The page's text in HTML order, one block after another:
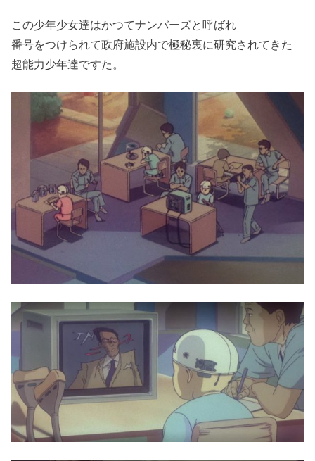
この少年少女達はかつてナンバーズと呼ばれ
番号をつけられて政府施設内で極秘裏に研究されてきた
超能力少年達ですた。